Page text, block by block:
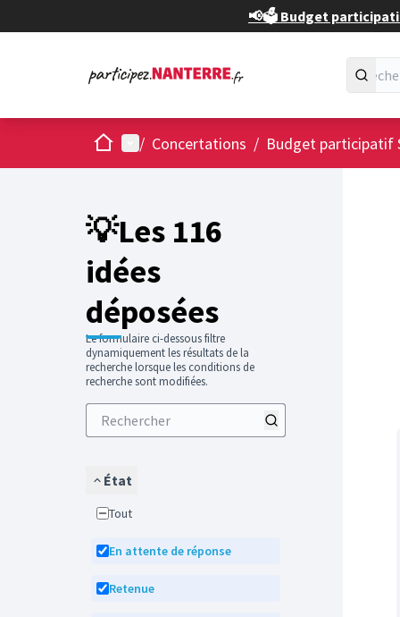
📢🗳️ Budget participatif
AccueilMenu principal
/ Concertations / Budget participatif
💡Les 116
idées
déposées
Le formulaire ci-dessous filtre
dynamiquement les résultats de la
recherche lorsque les conditions de
recherche sont modifiées.
État
Tout
En attente de réponse
Retenue